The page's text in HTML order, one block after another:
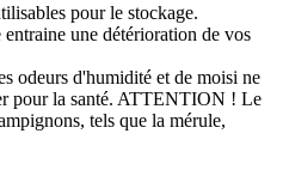
pour le stockage.
une détérioration de vos
odeurs d'humidité et de moisi ne
pour la santé. ATTENTION ! Le
tels que la mérule,